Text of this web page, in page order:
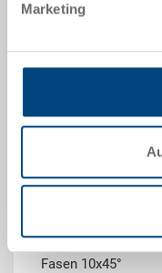
Marketing
Angebot
Technische
Zwischenplatte
ESD / Koffer ESD
Fasen 10x45°